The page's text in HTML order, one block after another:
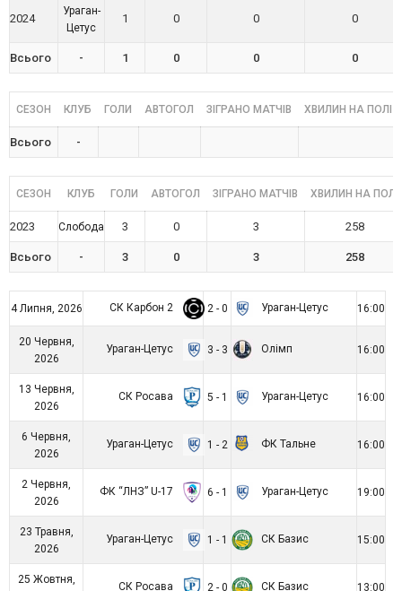
2024
Ураган-
Цетус
1 0 0 0
Всього - 1 0 0 0
СЕЗОН КЛУБ ГОЛИ АВТОГОЛ ЗІГРАНО МАТЧІВ ХВИЛИН НА ПОЛІ
Всього -
СЕЗОН КЛУБ ГОЛИ АВТОГОЛ ЗІГРАНО МАТЧІВ ХВИЛИН НА ПОЛІ
2023 Слобода 3 0 3 258
Всього - 3 0 3 258
4 Липня, 2026 СК Карбон 2 2 - 0 Ураган-Цетус 16:00
20 Червня,
2026
Ураган-Цетус 3 - 3 Олімп 16:00
13 Червня,
2026
СК Росава 5 - 1 Ураган-Цетус 16:00
6 Червня,
2026
Ураган-Цетус 1 - 2 ФК Тальне 16:00
2 Червня,
2026
ФК “ЛНЗ” U-17 6 - 1 Ураган-Цетус 19:00
23 Травня,
2026
Ураган-Цетус 1 - 1 СК Базис 15:00
25 Жовтня,
СК Росава 2 - 0 СК Базис 13:00